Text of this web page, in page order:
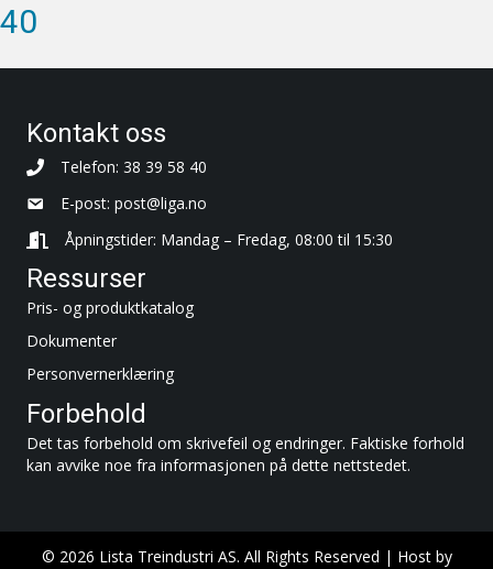
40
Kontakt oss
Telefon: 38 39 58 40
E-post: post@liga.no
Åpningstider: Mandag – Fredag, 08:00 til 15:30
Ressurser
Pris- og produktkatalog
Dokumenter
Personvernerklæring
Forbehold
Det tas forbehold om skrivefeil og endringer. Faktiske forhold
kan avvike noe fra informasjonen på dette nettstedet.
© 2026 Lista Treindustri AS. All Rights Reserved | Host by